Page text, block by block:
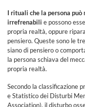
I rituali che la persona
irrefrenabili e possono
propria realtà, oppure
pensiero. Queste sono le
siano di pensiero o
la persona schiava del
propria realtà.
Secondo la classificazione
e Statistico dei Disturbi
Association), il disturbo